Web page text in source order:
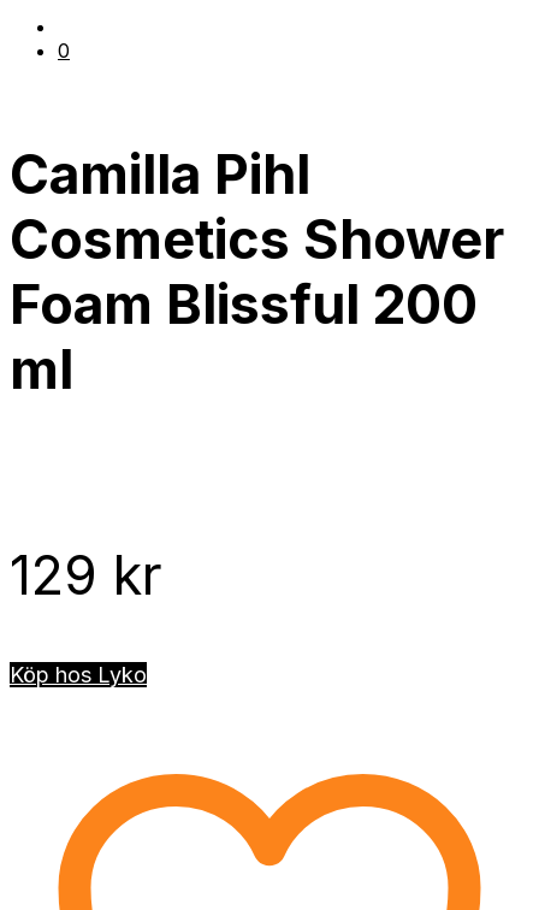
0
Camilla Pihl
Cosmetics Shower
Foam Blissful 200
ml
129 kr
Köp hos Lyko